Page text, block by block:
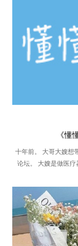
《
十年前。 大哥大嫂想
论坛。 大嫂是做医